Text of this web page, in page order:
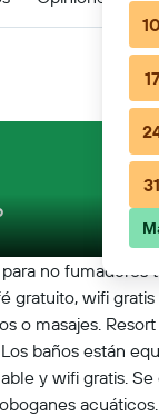
no fumadores
gratuito, wifi
o masajes.
baños están
y wifi gratis.
10
17
31